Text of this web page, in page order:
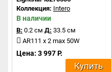
Коллекция: Intero
В наличии
В: 0.2 см Д: 33.5 см
AR111 x 2 max 50W
Цена: 3 997 Р.
Купить